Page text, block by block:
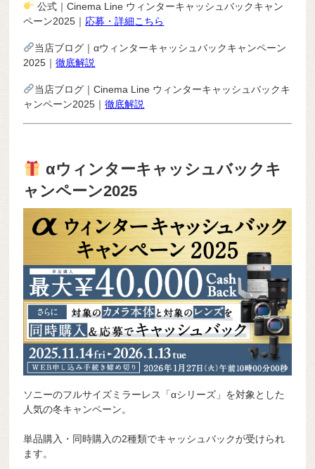
公式｜Cinema Line ウィンターキャッシュバックキャン
ペーン2025｜ 応募・詳細こちら
当店ブログ｜αウィンターキャッシュバックキャンペーン
2025｜徹底解説
当店ブログ｜Cinema Line ウィンターキャッシュバックキ
ャンペーン2025｜徹底解説
αウィンターキャッシュバックキ
ャンペーン2025
ソニーのフルサイズミラーレス「αシリーズ」を対象とした
人気の冬キャンペーン。
単品購入・同時購入の2種類でキャッシュバックが受けられ
ます。